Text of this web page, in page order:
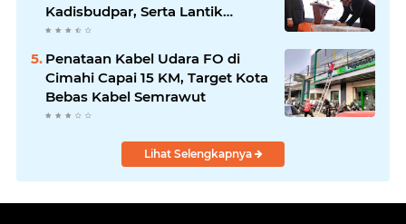
Kadisbudpar, Serta Lantik
Penataan Kabel Udara FO di
Cimahi Capai 15 KM, Target Kota
Bebas Kabel Semrawut
Lihat Selengkapnya